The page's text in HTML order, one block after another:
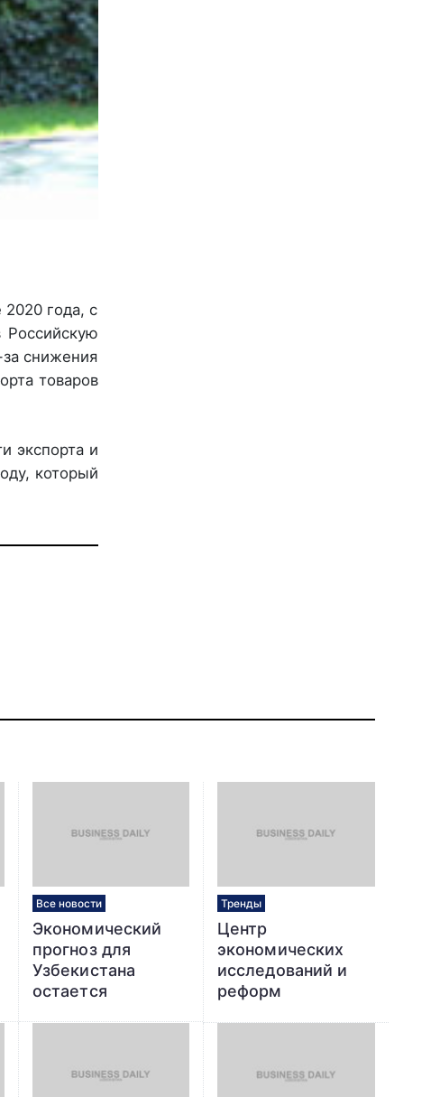
года, с
Российскую
снижения
товаров
экспорта и
который
Все новости
Экономический
прогноз для
Узбекистана
остается
рыночных реформ
Тренды
Центр
экономических
исследований и
реформ
инвестиционных